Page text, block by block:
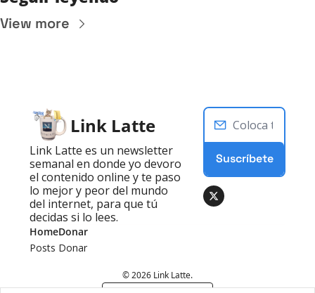
View more
Link Latte
Link Latte es un newsletter
semanal en donde yo devoro
el contenido online y te paso
lo mejor y peor del mundo
del internet, para que tú
decidas si lo lees.
Suscríbete
Home
Posts
Donar
Donar
© 2026 Link Latte.